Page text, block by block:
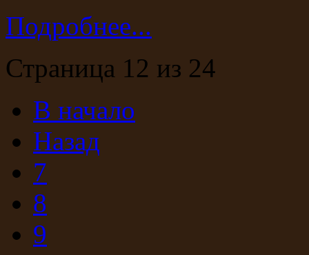
Подробнее...
Страница 12 из 24
В начало
Назад
7
8
9